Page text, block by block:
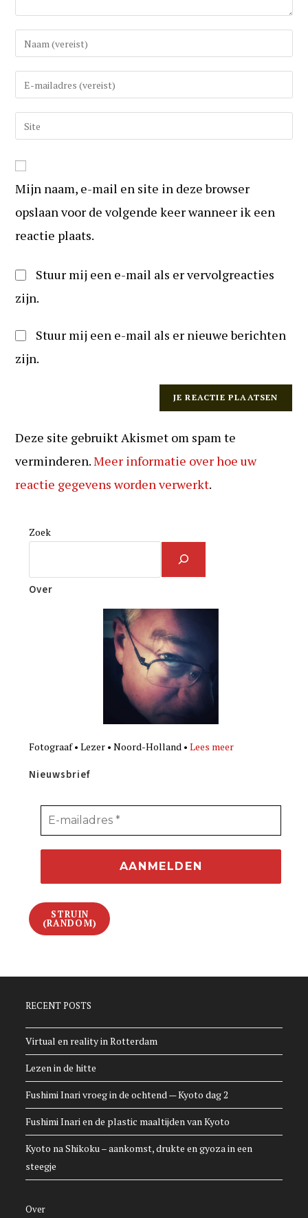
Vul
uw
(gebruikers)naam
om
Vul
uw
e-
mail
om
te
reageren
Vul
uw
URL
in
(optioneel)
Mijn naam, e-mail en site in deze browser
opslaan voor de volgende keer wanneer ik een
reactie plaats.
Stuur mij een e-mail als er vervolgreacties
zijn.
Stuur mij een e-mail als er nieuwe berichten
zijn.
Deze site gebruikt Akismet om spam te
verminderen.Meer informatie over hoe uw
reactie gegevens worden verwerkt.
Zoek
Over
Fotograaf • Lezer • Noord-Holland •Lees meer
Nieuwsbrief
STRUIN
(RANDOM)
RECENT POSTS
Virtual en reality in Rotterdam
Lezen in de hitte
Fushimi Inari vroeg in de ochtend — Kyoto dag 2
Fushimi Inari en de plastic maaltijden van Kyoto
Kyoto na Shikoku – aankomst, drukte en gyoza in een
steegje
Over